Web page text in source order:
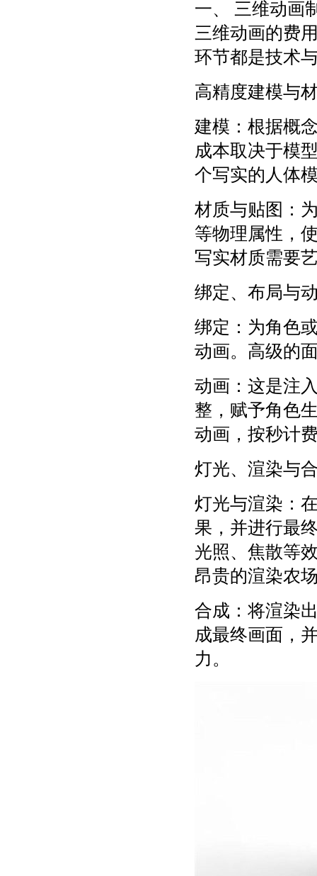
一、 三维动画
三维动画的费
环节都是技术
高精度建模与
建模：根据概
成本取决于模
个写实的人体
材质与贴图：
等物理属性，
写实材质需要
绑定、布局与
绑定：为角色
动画。高级的
动画：这是注
整，赋予角色
动画，按秒计
灯光、渲染与
灯光与渲染：
果，并进行最
光照、焦散等
昂贵的渲染农
合成：将渲染
成最终画面，
力。